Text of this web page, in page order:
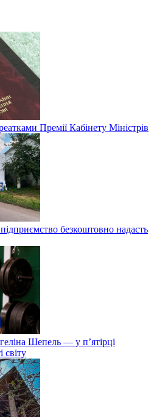
Премії Кабінету Міністрів
безкоштовно надасть
Шепель — у п’ятірці
світу